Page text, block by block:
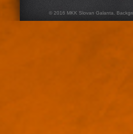
© 2016 MKK Slovan Galanta.